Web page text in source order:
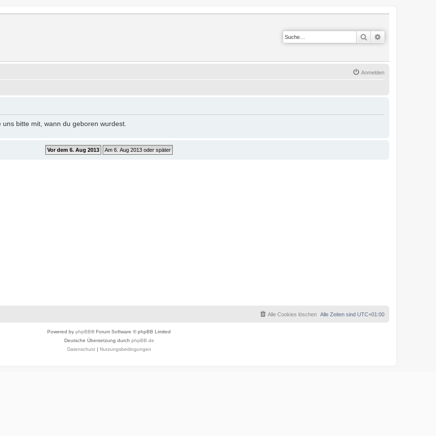
Suche
Anmelden
bitte mit, wann du geboren wurdest.
Alle Zeiten sind UTC+01:00
Alle Cookies löschen
Powered by phpBB® Forum Software © phpBB Limited
Deutsche Übersetzung durch phpBB.de
Datenschutz| Nutzungsbedingungen